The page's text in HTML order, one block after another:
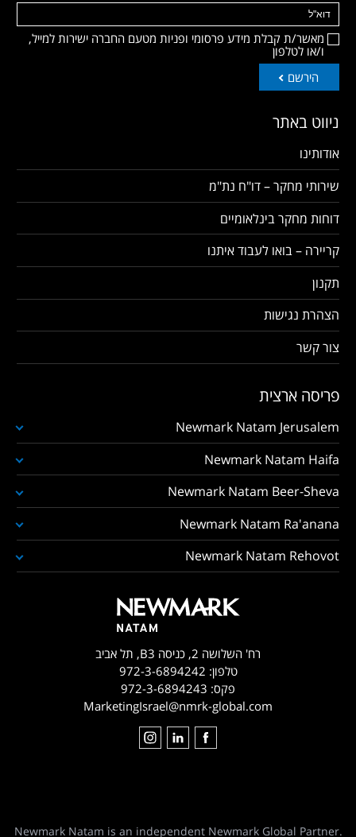
מאשר/ת קבלת מידע פרסומי ופניות מטעם החברה ישירות למייל,
ו/או לטלפון
הירשם
ניווט באתר
אודותינו
שירותי מחקר – דו"ח נת"מ
דוחות מחקר בינלאומיים
קריירה – בואו לעבוד איתנו
תקנון
הצהרת נגישות
צור קשר
פריסה ארצית
Newmark Natam Jerusalem
Newmark Natam Haifa
Newmark Natam Beer-Sheva
Newmark Natam Ra'anana
Newmark Natam Rehovot
רח' השלושה 2, כניסה B3, תל אביב
טלפון: 972-3-6894242
פקס: 972-3-6894243
MarketingIsrael@nmrk-global.com
Newmark Natam is an independent Newmark Global Partner.